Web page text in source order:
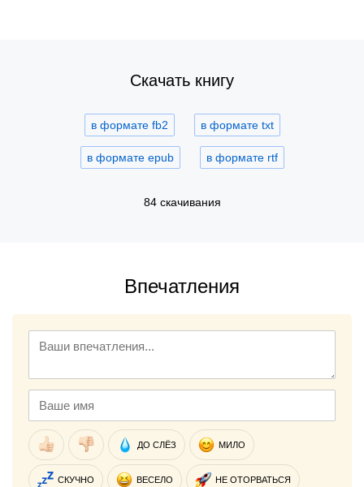
Скачать книгу
в формате fb2 в формате txt
в формате epub в формате rtf
84 скачивания
Впечатления
ДО СЛЁЗ МИЛО
СКУЧНО ВЕСЕЛО НЕ ОТОРВАТЬСЯ